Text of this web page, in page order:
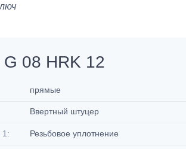
08 HRK 12
прямые
Ввертный штуцер
1: Резьбовое уплотнение